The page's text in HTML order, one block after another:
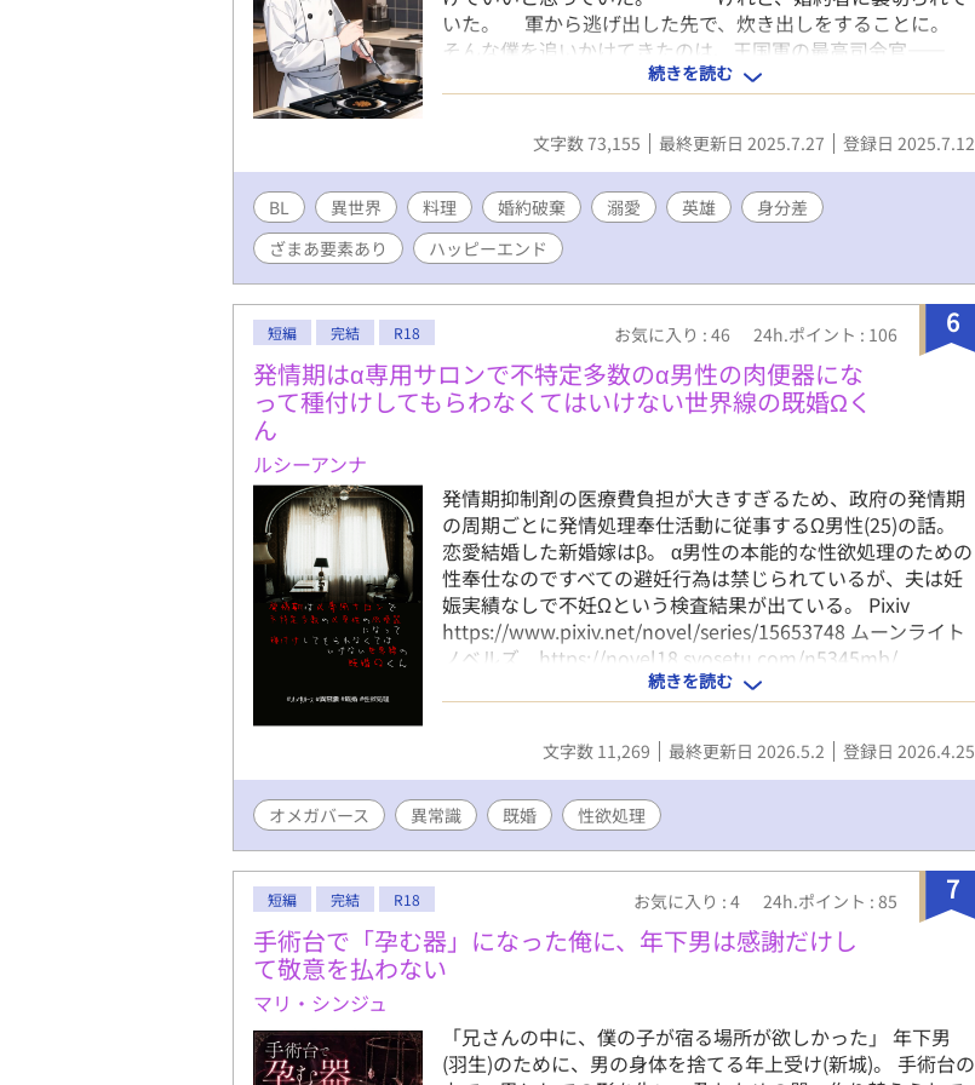
いた。 軍から逃げ出した先で、炊き出しをすることに。
そんな僕を追いかけてきたのは、王国軍の最高司令官――
“雲の上の存在”カイゼル・ルクスフォルト大公閣下だっ
た。 「君の料理が、兵の士気を支えていた」 「君を愛してい
る」 まさか、ただの炊事兵だった僕に、こんな言葉を向け
てくるなんて……！？ さらに、裏切ったはずの元婚約者ま
続きを読む
文字数 73,155 最終更新日 2025.7.27 登録日 2025.7.12
BL 異世界 料理 婚約破棄 溺愛 英雄
身分差
ざまあ要素あり
ハッピーエンド
6
短編 完結 R18 お気に入り : 46 24h.ポイント : 106
発情期はα専用サロンで不特定多数のα男性の肉便器にな
って種付けしてもらわなくてはいけない世界線の既婚Ωく
ん
ルシーアンナ
発情期抑制剤の医療費負担が大きすぎるため、政府の発情期
の周期ごとに発情処理奉仕活動に従事するΩ男性(25)の話。
恋愛結婚した新婚嫁はβ。 α男性の本能的な性欲処理のための
性奉仕なのですべての避妊行為は禁じられているが、夫は妊
娠実績なしで不妊Ωという検査結果が出ている。 Pixiv
https://www.pixiv.net/novel/series/15653748 ムーンライト
ノベルズ https://novel18.syosetu.com/n5345mb/
fujossy https://fujossy.jp/books/31461 ハーメルン
続きを読む
文字数 11,269 最終更新日 2026.5.2 登録日 2026.4.25
オメガバース 異常識 既婚 性欲処理
7
短編 完結 R18 お気に入り : 4 24h.ポイント : 85
手術台で「孕む器」になった俺に、年下男は感謝だけし
て敬意を払わない
マリ・シンジュ
「兄さんの中に、僕の子が宿る場所が欲しかった」 年下男
(羽生)のために、男の身体を捨てる年上受け(新城)。 手術台の